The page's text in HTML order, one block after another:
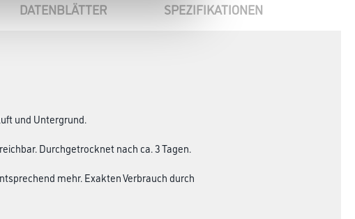
DATENBLÄTTER SPEZIFIKATIONEN
und Untergrund.
Durchgetrocknet nach ca. 3 Tagen.
mehr. Exakten Verbrauch durch